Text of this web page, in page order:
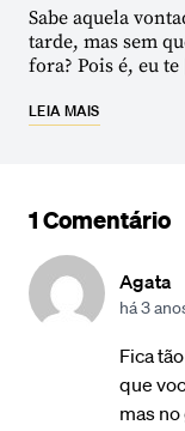
Sabe aquela
tarde, mas sem
fora? Pois é, eu
LEIA MAIS
1 Comentário
Agata
há 3
Fica
que
mas